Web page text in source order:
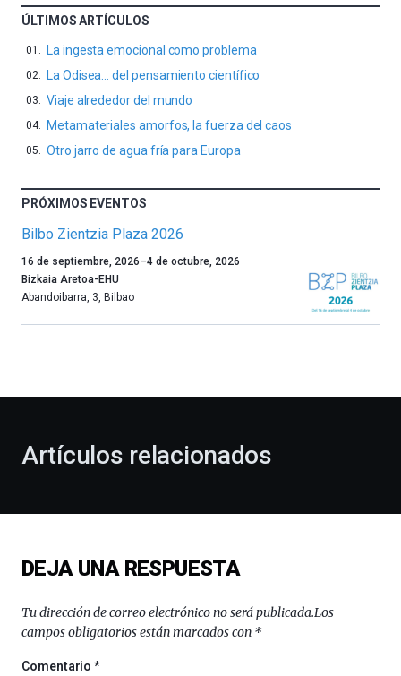
ÚLTIMOS ARTÍCULOS
La ingesta emocional como problema
La Odisea… del pensamiento científico
Viaje alrededor del mundo
Metamateriales amorfos, la fuerza del caos
Otro jarro de agua fría para Europa
PRÓXIMOS EVENTOS
Bilbo Zientzia Plaza 2026
Un
año
más,
celebración
Bilbo
(BZP),
un
que
16 de septiembre, 2026–4 de octubre, 2026
Bizkaia Aretoa-EHU
Abandoibarra, 3 Bilbao
Artículos relacionados
DEJA UNA RESPUESTA
Tu dirección de correo electrónico no será publicada.Los
campos obligatorios están marcados con *
Comentario*